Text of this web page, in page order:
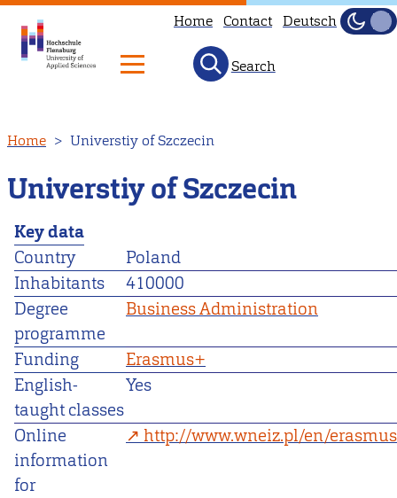
to
main
content
Home Contact Deutsch
Dark
Light
Search
Home Universtiy of Szczecin
Universtiy of Szczecin
Key data
Country
Poland
Inhabitants
410000
Degree
programme
Business Administration
Funding
Erasmus+
English-
taught classes
Yes
Online
information
for
http://www.wneiz.pl/en/erasmus